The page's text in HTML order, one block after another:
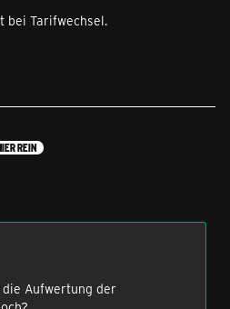
bei Tarifwechsel.
REIN
Aufwertung der